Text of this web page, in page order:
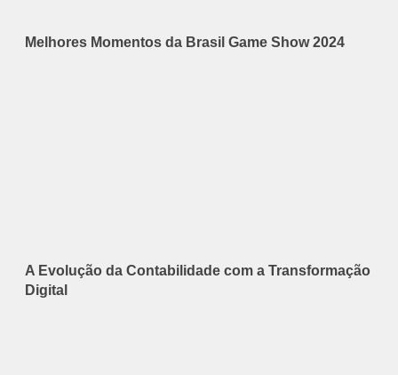
Melhores Momentos da Brasil Game Show 2024
A Evolução da Contabilidade com a Transformação
Digital